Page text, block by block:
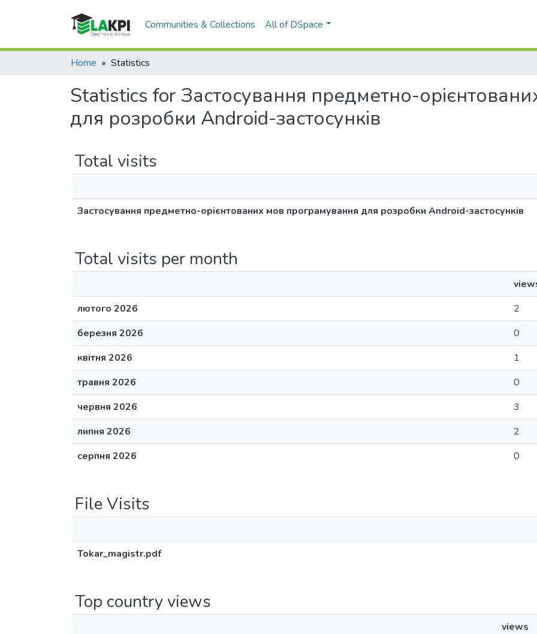
Communities & Collections All of DSpace
Home Statistics
Statistics for Застосування предметно-
для розробки Android-застосунків
Total visits
Застосування предметно-орієнтованих мов програмування для розробки Android-застосунків
Total visits per month
лютого 2026
2
березня 2026
0
квітня 2026
1
травня 2026
0
червня 2026
3
липня 2026
2
серпня 2026
0
File Visits
Tokar_magistr.pdf
Top country views
views